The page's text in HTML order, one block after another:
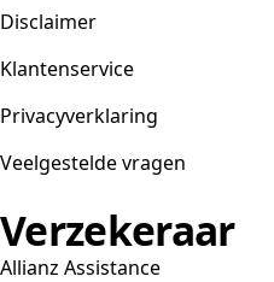
Disclaimer
Klantenservice
Privacyverklaring
Veelgestelde vragen
Verzekeraar
Allianz Assistance